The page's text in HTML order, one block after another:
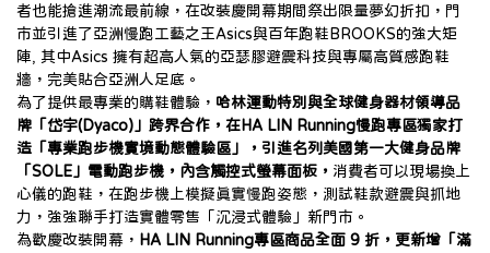
者也能搶進潮流最前線，在改裝慶開幕期間祭出限量夢幻折扣，門
市並引進了亞洲慢跑工藝之王Asics與百年跑鞋BROOKS的強大矩
陣, 其中Asics 擁有超高人氣的亞瑟膠避震科技與專屬高質感跑鞋
牆，完美貼合亞洲人足底。
為了提供最專業的購鞋體驗， 哈林運動特別與全球健身器材領導品
牌「岱宇(Dyaco)」跨界合作，在HA LIN Running慢跑專區獨家打
造「專業跑步機實境動態體驗區」，引進名列美國第一大健身品牌
「SOLE」電動跑步機，內含觸控式螢幕面板， 消費者可以現場換上
心儀的跑鞋，在跑步機上模擬真實慢跑姿態，測試鞋款避震與抓地
力，強強聯手打造實體零售「沉浸式體驗」新門市。
為歡慶改裝開幕， HA LIN Running專區商品全面 9 折，更新增「滿